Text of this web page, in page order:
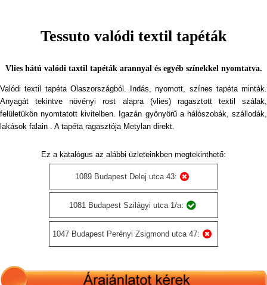
Tessuto valódi textil tapéták
Vlies hátú valódi taxtil tapéták arannyal és egyéb színekkel nyomtatva.
Valódi textil tapéta Olaszországból. Indás, nyomott, színes tapéta minták.
Anyagát tekintve növényi rost alapra (vlies) ragasztott textil szálak,
felületükön nyomtatott kivitelben. Igazán gyönyörű a hálószobák, szállodák,
lakások falain . A tapéta ragasztója Metylan direkt.
Ez a katalógus az alábbi üzleteinkben megtekinthető:
1089 Budapest Delej utca 43:
1081 Budapest Szilágyi utca 1/a:
1047 Budapest Perényi Zsigmond utca 47: